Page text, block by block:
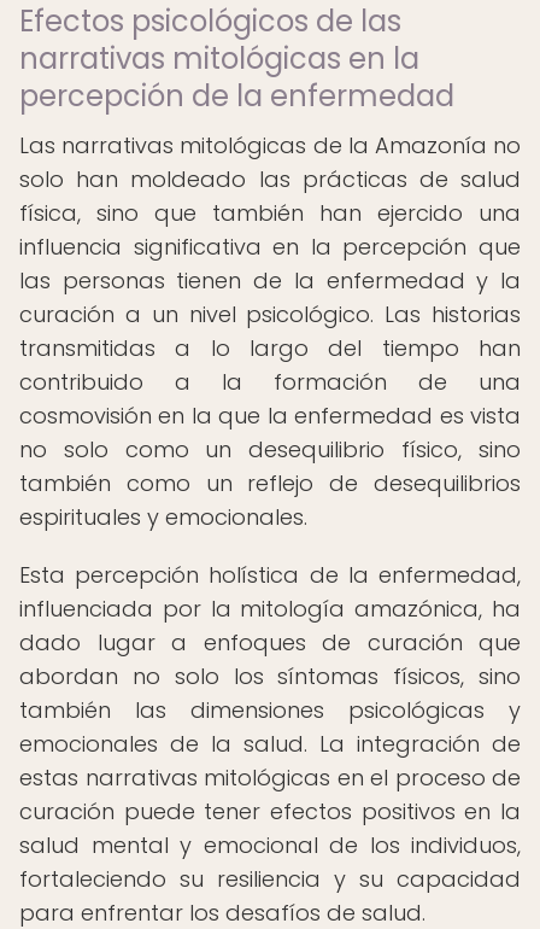
Efectos psicológicos de las
narrativas mitológicas en la
percepción de la enfermedad
Las narrativas mitológicas de la Amazonía no
solo han moldeado las prácticas de salud
física, sino que también han ejercido una
influencia significativa en la percepción que
las personas tienen de la enfermedad y la
curación a un nivel psicológico. Las historias
transmitidas a lo largo del tiempo han
contribuido a la formación de una
cosmovisión en la que la enfermedad es vista
no solo como un desequilibrio físico, sino
también como un reflejo de desequilibrios
espirituales y emocionales.
Esta percepción holística de la enfermedad,
influenciada por la mitología amazónica, ha
dado lugar a enfoques de curación que
abordan no solo los síntomas físicos, sino
también las dimensiones psicológicas y
emocionales de la salud. La integración de
estas narrativas mitológicas en el proceso de
curación puede tener efectos positivos en la
salud mental y emocional de los individuos,
fortaleciendo su resiliencia y su capacidad
para enfrentar los desafíos de salud.